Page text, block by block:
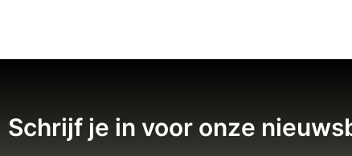
Schrijf je in voor onze